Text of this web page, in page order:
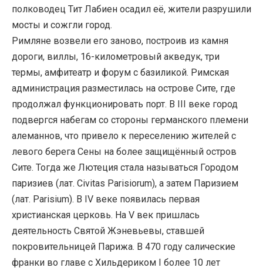
полководец Тит Лабиен осадил её, жители разрушили
мосты и сожгли город.
Римляне возвели его заново, построив из камня
дороги, виллы, 16-километровый акведук, три
термы, амфитеатр и форум с базиликой. Римская
администрация разместилась на острове Сите, где
продолжал функционировать порт. В III веке город
подвергся набегам со стороны германского племени
алеманнов, что привело к переселению жителей с
левого берега Сены на более защищённый остров
Сите. Тогда же Лютеция стала называться Городом
паризиев (лат. Civitas Parisiorum), а затем Паризием
(лат. Parisium). В IV веке появилась первая
христианская церковь. На V век пришлась
деятельность Святой Жэневьевы, ставшей
покровительницей Парижа. В 470 году салические
франки во главе с Хильдериком I более 10 лет